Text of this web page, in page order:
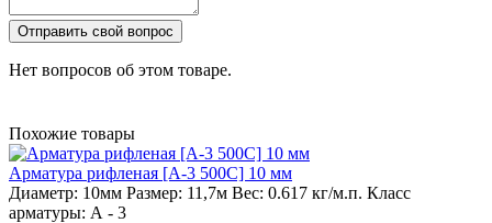
Отправить свой вопрос
Нет вопросов об этом товаре.
Похожие товары
Арматура рифленая [А-3 500С] 10 мм
Диаметр: 10мм Размер: 11,7м Вес: 0.617 кг/м.п. Класс
арматуры: А - 3